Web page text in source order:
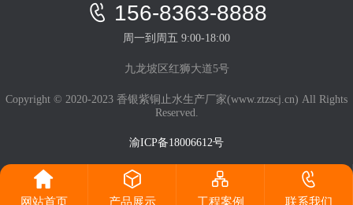
156-8363-8888
周一到周五 9:00-18:00
九龙坡区红狮大道5号
Copyright © 2020-2023 香银紫铜止水生产厂家(www.ztzscj.cn) All Rights
Reserved.
渝ICP备18006612号
网站首页 产品展示 工程案例 联系我们